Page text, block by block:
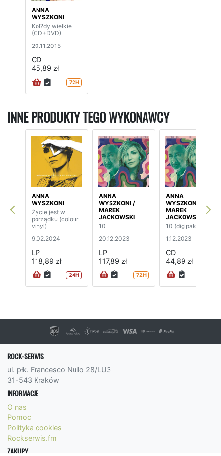
ANNA
WYSZKONI
Kol?dy wielkie
(CD+DVD)
20.11.2015
CD
45,89 zł
72H
INNE PRODUKTY TEGO WYKONAWCY
ANNA
WYSZKONI
Życie jest w
porządku (colour
vinyl)
9.02.2024
LP
118,89 zł
24H
ANNA
WYSZKONI /
MAREK
JACKOWSKI
10
20.12.2023
LP
117,89 zł
72H
ANNA
WYSZKONI /
MAREK
JACKOWSKI
10 (digipak)
1.12.2023
CD
44,89 zł
ROCK-SERWIS
ul. płk. Francesco Nullo 28/LU3
31-543 Kraków
INFORMACJE
O nas
Pomoc
Polityka cookies
Rockserwis.fm
ZAKUPY